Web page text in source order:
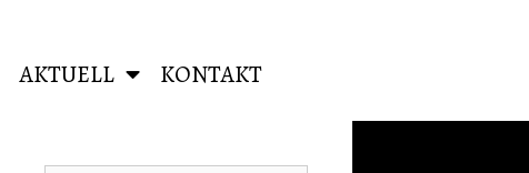
AKTUELL KONTAKT